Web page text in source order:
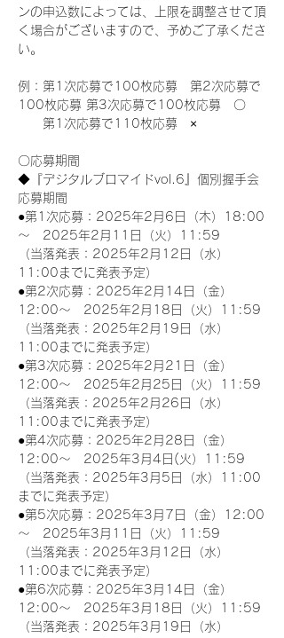
ンの申込数によっては、上限を調整させて頂
く場合がございますので、予めご了承くださ
い。
例：第1次応募で100枚応募　第2次応募で
100枚応募 第3次応募で100枚応募　〇
第1次応募で110枚応募　×
〇応募期間
◆『デジタルブロマイドvol.6』個別握手会
応募期間
●第1次応募：2025年2月6日（木）18:00
～　2025年2月11日（火）11:59
（当落発表：2025年2月12日（水）
11:00までに発表予定）
●第2次応募：2025年2月14日（金）
12:00～　2025年2月18日（火）11:59
（当落発表：2025年2月19日（水）
11:00までに発表予定）
●第3次応募：2025年2月21日（金）
12:00～　2025年2月25日（火）11:59
（当落発表：2025年2月26日（水）
11:00までに発表予定）
●第4次応募：2025年2月28日（金）
12:00～　2025年3月4日(火）11:59
（当落発表：2025年3月5日（水）11:00
までに発表予定）
●第5次応募：2025年3月7日（金）12:00
～　2025年3月11日（火）11:59
（当落発表：2025年3月12日（水）
11:00までに発表予定）
●第6次応募：2025年3月14日（金）
12:00～　2025年3月18日（火）11:59
（当落発表：2025年3月19日（水）